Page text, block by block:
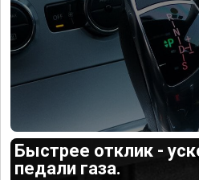
Быстрее отклик -
педали газа.